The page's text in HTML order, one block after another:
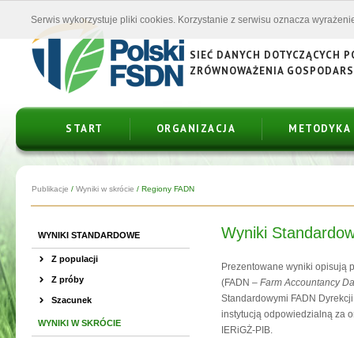
SIEĆ DANYCH DOTYCZĄCYCH
ZRÓWNOWAŻENIA
START ORGANIZACJA METODYKA
Publikacje / Wyniki w skrócie / Regiony FADN
WYNIKI STANDARDOWE
Z populacji
Z próby
Szacunek
WYNIKI W SKRÓCIE
Wyniki
Prezentowane wyniki opisują
(FADN – Farm Accountancy
Standardowymi FADN
instytucją odpowiedzialną za
IERiGŻ-PIB.
Serwis wykorzystuje pliki cookies. Korzystanie z serwisu oznacza